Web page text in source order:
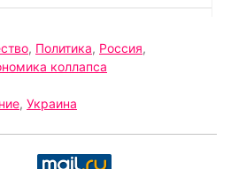
, Политика, Россия,
коллапса
, Украина